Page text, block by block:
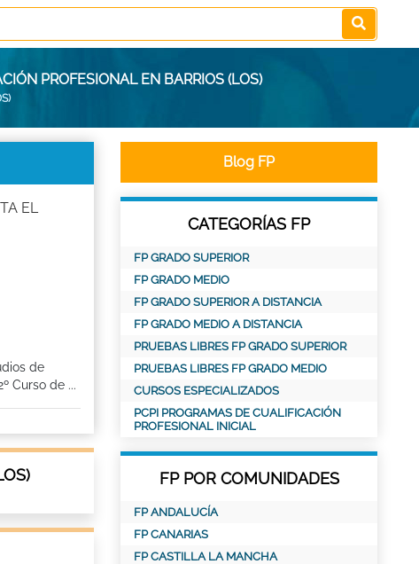
PROFESIONAL EN BARRIOS (LOS)
EL
de
Curso de ...
Blog FP
CATEGORÍAS FP
FP GRADO SUPERIOR
FP GRADO MEDIO
FP GRADO SUPERIOR A DISTANCIA
FP GRADO MEDIO A DISTANCIA
PRUEBAS LIBRES FP GRADO SUPERIOR
PRUEBAS LIBRES FP GRADO MEDIO
CURSOS ESPECIALIZADOS
PCPI PROGRAMAS DE CUALIFICACIÓN
PROFESIONAL INICIAL
FP POR COMUNIDADES
FP ANDALUCÍA
FP CANARIAS
FP CASTILLA LA MANCHA